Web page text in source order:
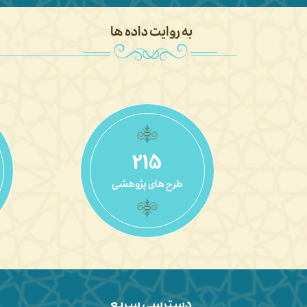
به روایت داده ها
230
طرح های پژوهشی